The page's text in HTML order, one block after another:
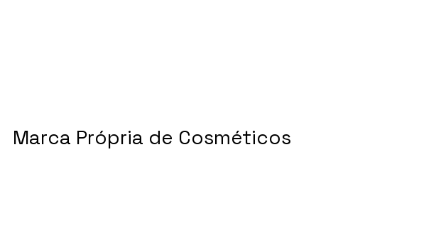
Marca Própria de Cosméticos